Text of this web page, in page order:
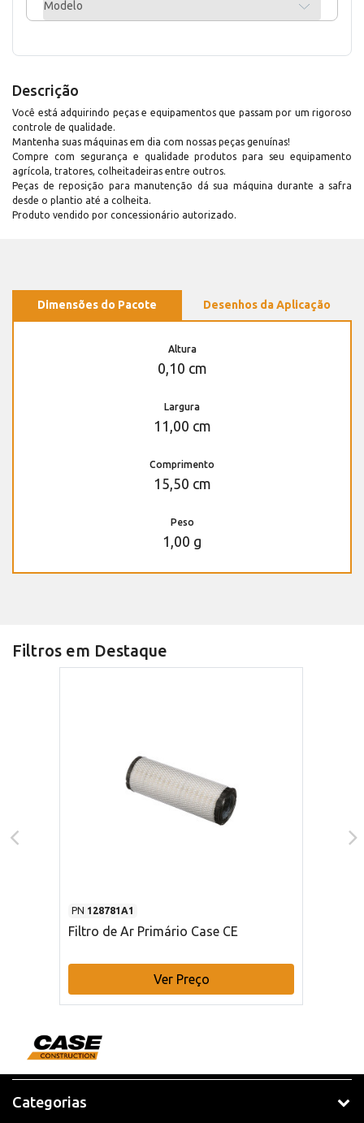
Modelo
Descrição
Você está adquirindo peças e equipamentos que passam por um rigoroso
controle de qualidade.
Mantenha suas máquinas em dia com nossas peças genuínas!
Compre com segurança e qualidade produtos para seu equipamento
agrícola, tratores, colheitadeiras entre outros.
Peças de reposição para manutenção dá sua máquina durante a safra
desde o plantio até a colheita.
Produto vendido por concessionário autorizado.
Dimensões do Pacote Desenhos da Aplicação
Altura
0,10 cm
Largura
11,00 cm
Comprimento
15,50 cm
Peso
1,00 g
Filtros em Destaque
PN 128781A1
Filtro de Ar Primário Case CE
Ver Preço
Categorias